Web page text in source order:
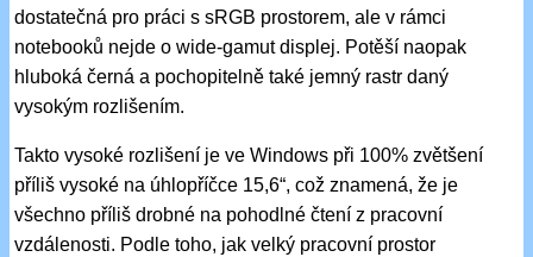
dostatečná pro práci s sRGB prostorem, ale v rámci
notebooků nejde o wide-gamut displej. Potěší naopak
hluboká černá a pochopitelně také jemný rastr daný
vysokým rozlišením.
Takto vysoké rozlišení je ve Windows při 100% zvětšení
příliš vysoké na úhlopříčce 15,6“, což znamená, že je
všechno příliš drobné na pohodlné čtení z pracovní
vzdálenosti. Podle toho, jak velký pracovní prostor